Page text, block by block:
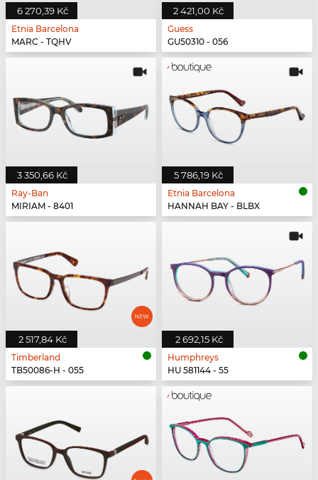
6 270,39 Kč
Etnia Barcelona
MARC - TQHV
2 421,00 Kč
Guess
GU50310 - 056
3 350,66 Kč
Ray-Ban
MIRIAM - 8401
5 786,19 Kč
Etnia Barcelona
HANNAH BAY - BLBX
2 517,84 Kč
Timberland
TB50086-H - 055
2 692,15 Kč
Humphreys
HU 581144 - 55